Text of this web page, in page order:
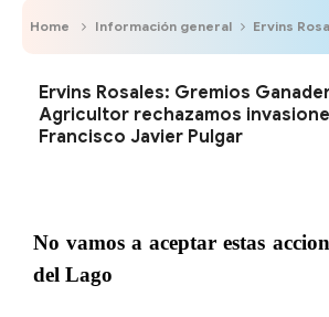
Home Información general Ervins Rosales: Gremios
Ervins Rosales: Gremios
Agricultor rechazamos
Francisco Javier Pulgar
No vamos a aceptar estas
del Lago